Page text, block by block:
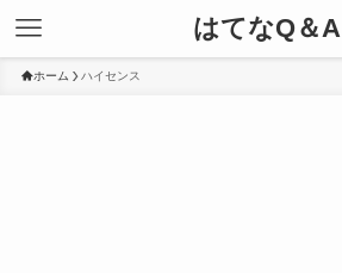
はてなQ＆A
ホーム ハイセンス